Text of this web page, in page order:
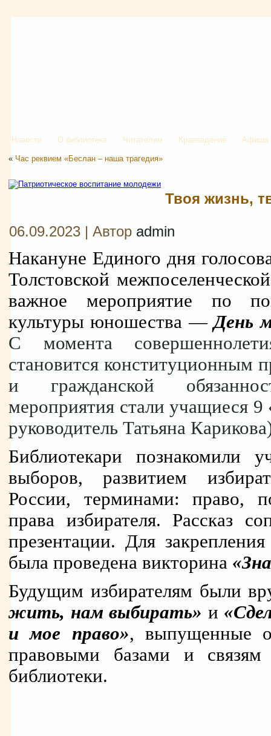
Новости О библиотеке Читателям Краеведение Афиша
« Час реквием «Беслан – наша трагедия»
Твоя жизнь,
06.09.2023 | Автор admin
Накануне Единого дня
Толстовской
важное мероприятие по
культуры юношества —День
С момента
становится конституционным
и гражданской
мероприятия стали учащиеся 9
руководитель Татьяна
Библиотекари познакомили
выборов, развитием
России, терминами: право,
права избирателя. Рассказ
презентации. Для
была проведена викторина
Будущим избирателям были
жить, нам выбирать» и
и мое право», выпущенные
правовыми базами и связям
библиотеки.